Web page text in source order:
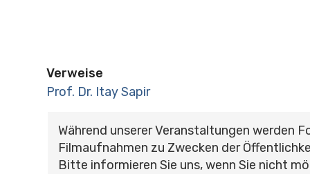
Verweise
Prof. Dr. Itay Sapir
Während unserer Veranstaltungen werden
Filmaufnahmen zu Zwecken der
Bitte informieren Sie uns, wenn Sie nicht